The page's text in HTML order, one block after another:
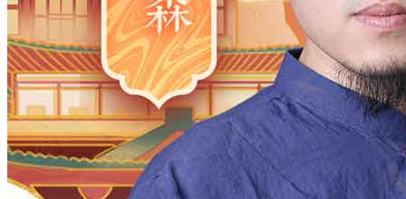
2002
2001 2000 1999 1998
1997
1995 1994 1993 1991
1990
1989
1988 1987 1986 1985
1984
1983
1982 1981 1980 1979 1978
1977
1976
1975 1974 1973 1972
1971
1969 1968 1967 1966 1965
1964
1963
1962 1961 1960 1959
1958
1957
1956 1955 1953 1952
1951
1950
1949 1948 1947
1944
1943 1942 1941 1940 1939
1938
1937
1936 1935 1934 1933
1932